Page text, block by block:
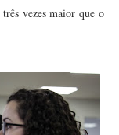
vezes maior que o